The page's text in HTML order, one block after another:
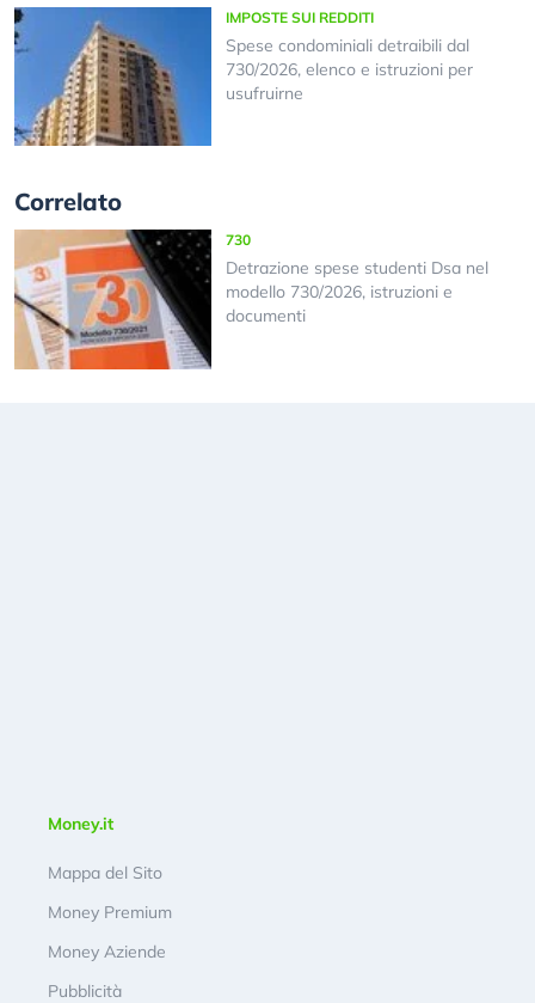
IMPOSTE SUI REDDITI
Spese condominiali detraibili dal
730/2026, elenco e istruzioni per
usufruirne
Correlato
730
Detrazione spese studenti Dsa nel
modello 730/2026, istruzioni e
documenti
Money.it
Mappa del Sito
Money Premium
Money Aziende
Pubblicità